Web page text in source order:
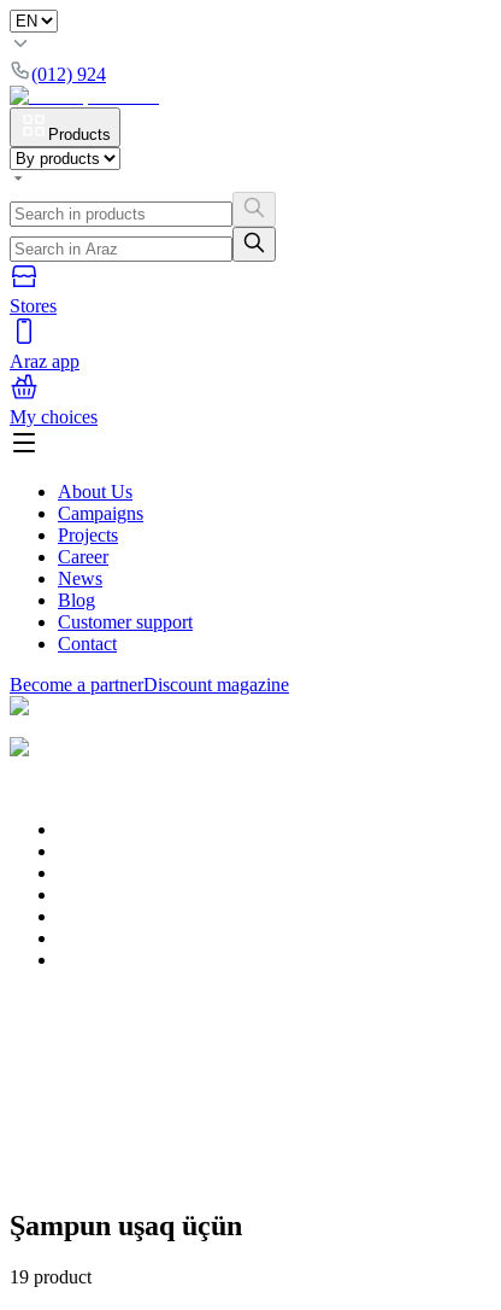
(012) 924
Products
Stores
Araz app
My choices
About Us
Campaigns
Projects
Career
News
Blog
Customer support
Contact
Become a partnerDiscount magazine
Şampun uşaq üçün
19 product